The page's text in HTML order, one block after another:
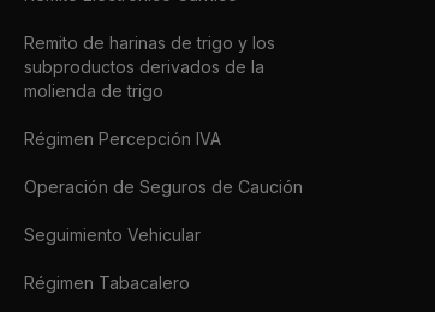
Remito de harinas de trigo y los
subproductos derivados de la
molienda de trigo
Régimen Percepción IVA
Operación de Seguros de Caución
Seguimiento Vehicular
Régimen Tabacalero